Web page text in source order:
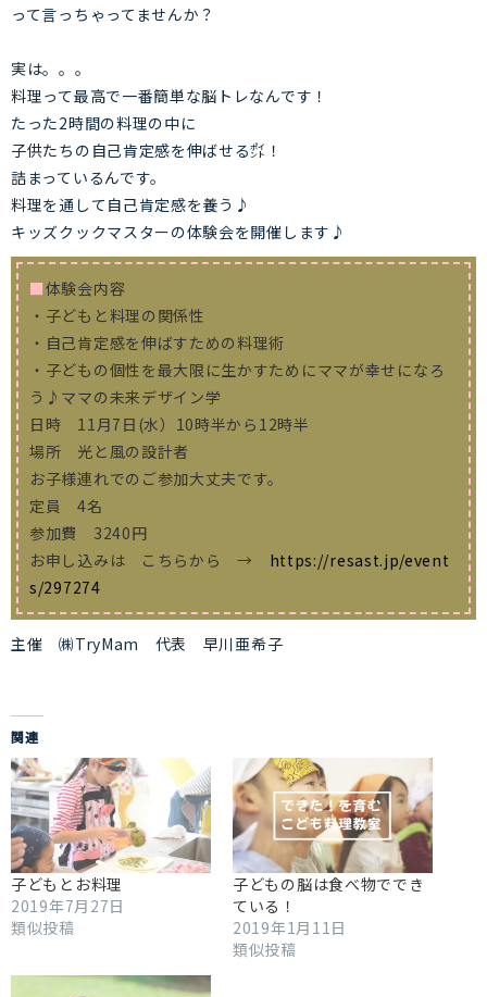
って言っちゃってませんか？
実は。。。
料理って最高で一番簡単な脳トレなんです！
たった2時間の料理の中に
子供たちの自己肯定感を伸ばせる㌽！
詰まっているんです。
料理を通して自己肯定感を養う♪
キッズクックマスターの体験会を開催します♪
■体験会内容
・子どもと料理の関係性
・自己肯定感を伸ばすための料理術
・子どもの個性を最大限に生かすためにママが幸せになろ
う♪ママの未来デザイン学
日時 11月7日(水）10時半から12時半
場所 光と風の設計者
お子様連れでのご参加大丈夫です。
定員 4名
参加費 3240円
お申し込みは こちらから → https://resast.jp/event
s/297274
主催 ㈱TryMam 代表 早川亜希子
関連
子どもとお料理
2019年7月27日
類似投稿
子どもの脳は食べ物ででき
ている！
2019年1月11日
類似投稿